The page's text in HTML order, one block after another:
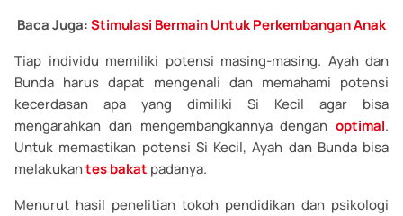
Baca Juga:Stimulasi Bermain Untuk Perkembangan Anak
Tiap individu memiliki potensi masing-masing. Ayah dan
Bunda harus dapat mengenali dan memahami potensi
kecerdasan apa yang dimiliki Si Kecil agar bisa
mengarahkan dan mengembangkannya dengan optimal.
Untuk memastikan potensi Si Kecil, Ayah dan Bunda bisa
melakukantes bakat padanya.
Menurut hasil penelitian tokoh pendidikan dan psikologi